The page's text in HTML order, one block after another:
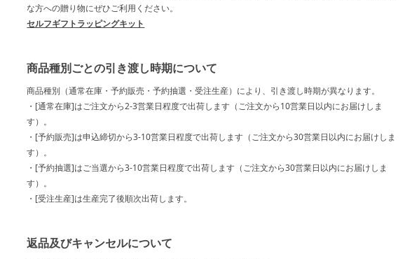
な方への贈り物にぜひご利用ください。
セルフギフトラッピングキット
商品種別ごとの引き渡し時期について
商品種別（通常在庫・予約販売・予約抽選・受注生産）により、引き渡し時期が異なります。
・[通常在庫]はご注文から2-3営業日程度で出荷します（ご注文から10営業日以内にお届けしま
す）。
・[予約販売]は申込締切から3-10営業日程度で出荷します（ご注文から30営業日以内にお届けしま
す）。
・[予約抽選]はご当選から3-10営業日程度で出荷します（ご注文から30営業日以内にお届けしま
す）。
・[受注生産]は生産完了後順次出荷します。
返品及びキャンセルについて